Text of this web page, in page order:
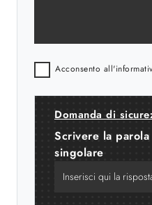
Acconsento
Domanda di
Scrivere la
singolare